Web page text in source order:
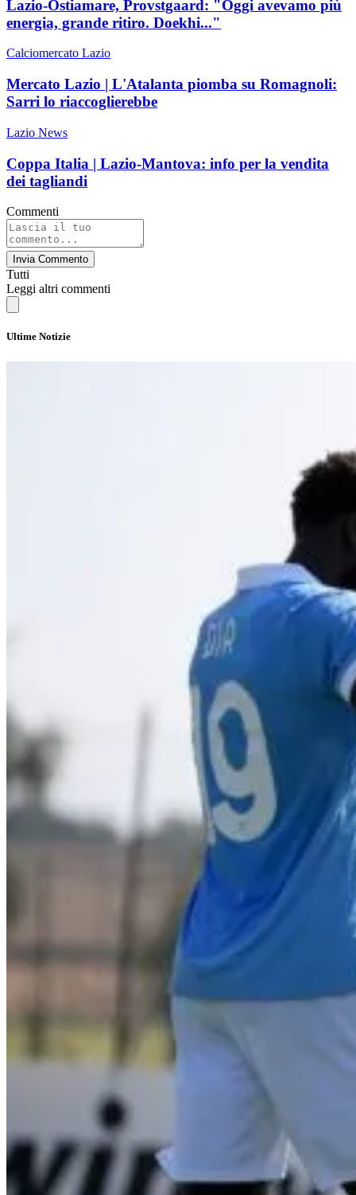
Lazio-Ostiamare, Provstgaard: "Oggi avevamo più
energia, grande ritiro. Doekhi..."
Calciomercato Lazio
Mercato Lazio | L'Atalanta piomba su Romagnoli:
Sarri lo riaccoglierebbe
Lazio News
Coppa Italia | Lazio-Mantova: info per la vendita
dei tagliandi
Commenti
Invia Commento
Tutti
Leggi altri commenti
Ultime Notizie